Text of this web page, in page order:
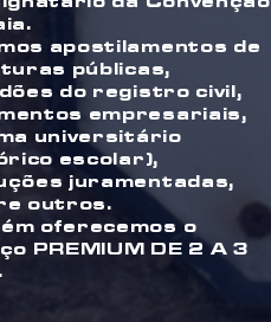
apostilamentos de
públicas,
do registro civil,
empresariais,
universitário
escolar),
juramentadas,
outros.
oferecemos o
PREMIUM DE 2 A 3